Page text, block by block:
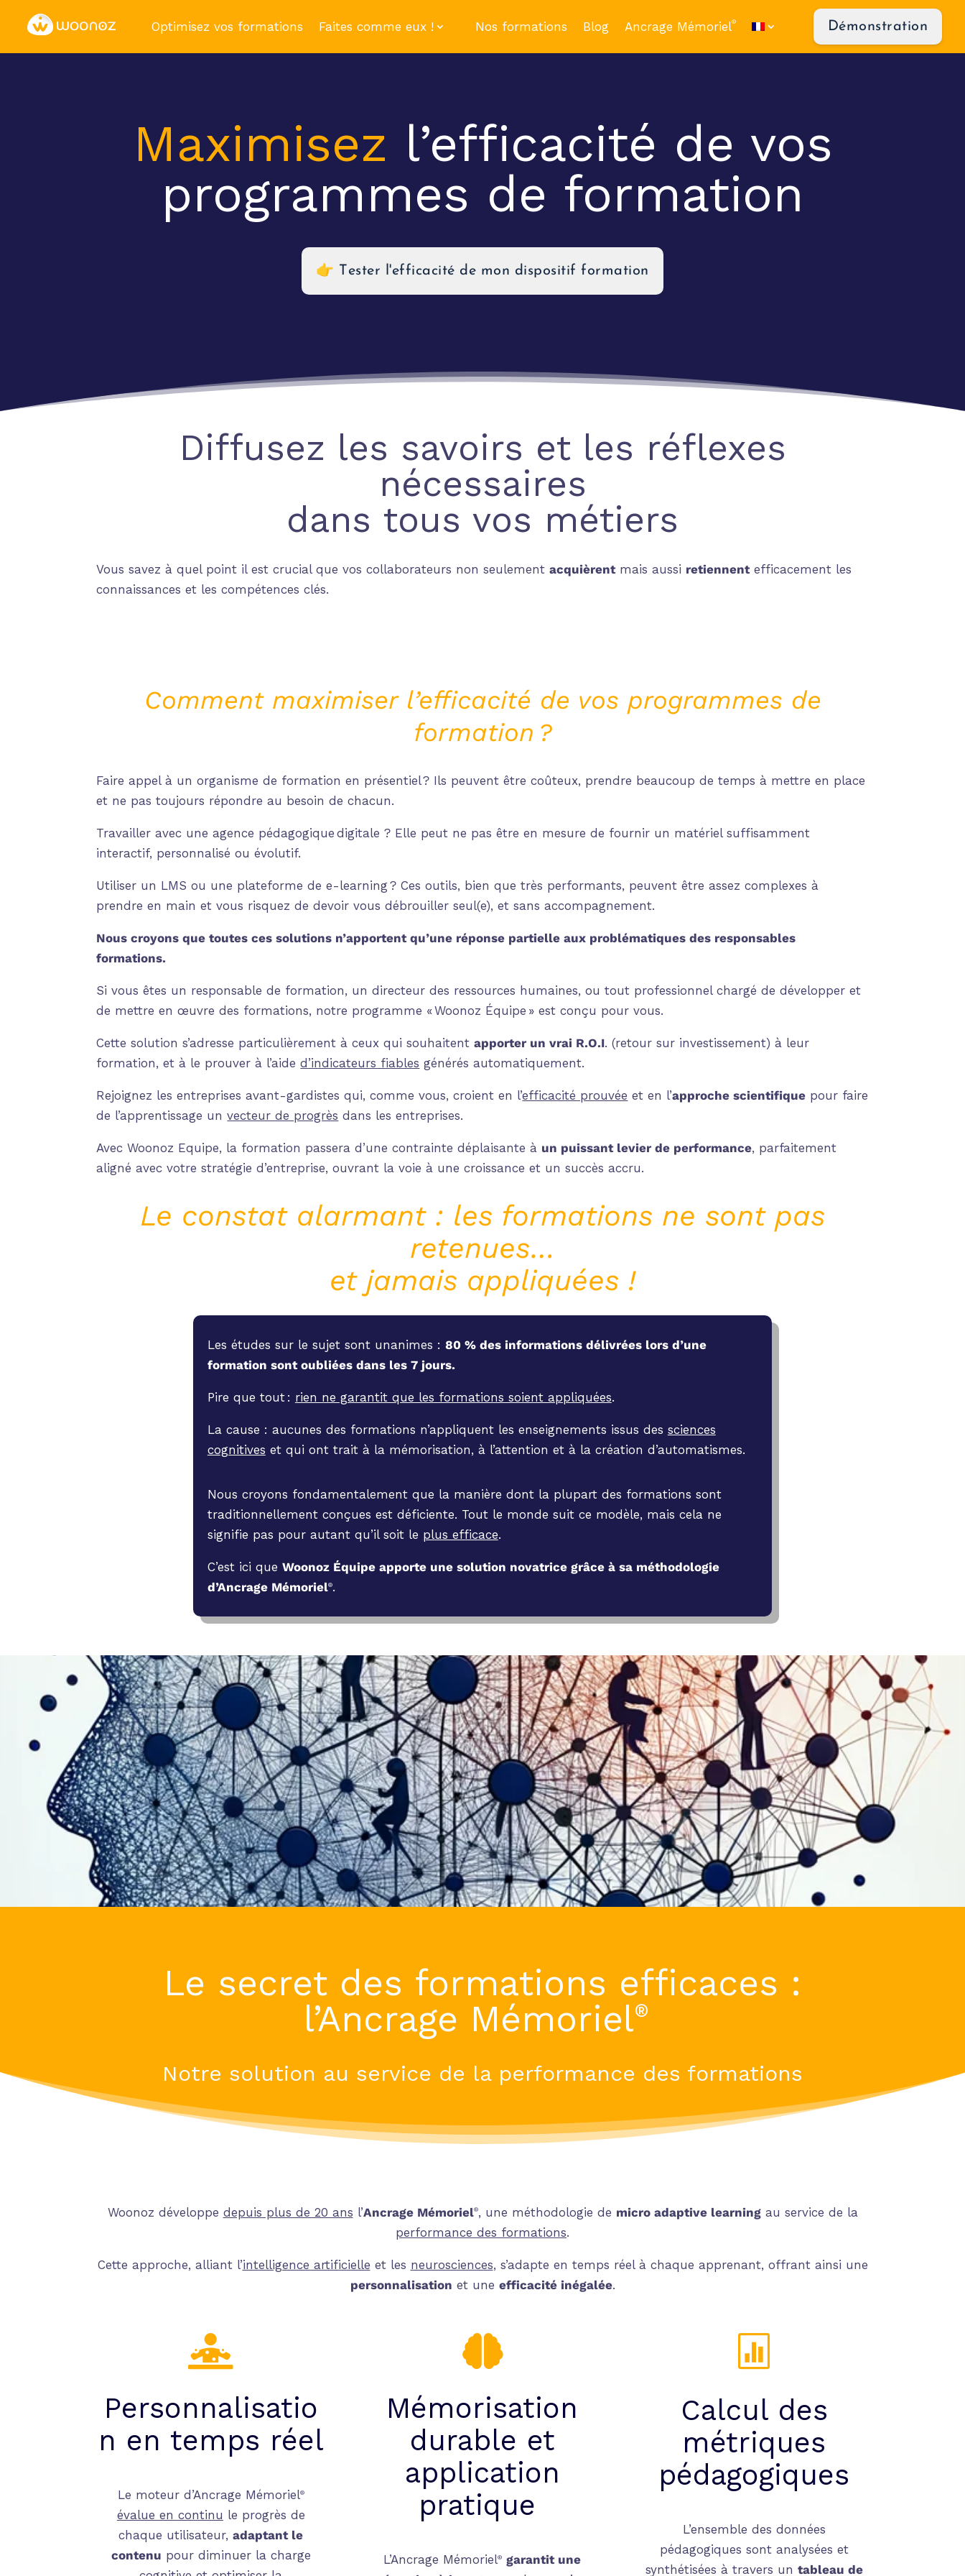
Optimisez vos formations Faites comme eux ! Nos formations Blog Ancrage Mémoriel® Démonstration
Maximisez l’efficacité de vos
programmes de formation
👉 Tester l'efficacité de mon dispositif formation
Diffusez les savoirs et les réflexes
nécessaires
dans tous vos métiers
Vous savez à quel point il est crucial que vos collaborateurs non seulementacquièrentmais aussi retiennentefficacement les
connaissances et les compétences clés.
Comment maximiser l’efficacité de vos programmes de
formation ?
Faire appel à un organisme de formation en présentiel ? Ils peuvent être coûteux, prendre beaucoup de temps à mettre en place
et ne pas toujours répondre au besoin de chacun.
Travailler avec une agence pédagogique digitale ? Elle peut ne pas être en mesure de fournir un matériel suffisamment
interactif, personnalisé ou évolutif.
Utiliser un LMS ou une plateforme de e-learning ? Ces outils, bien que très performants, peuvent être assez complexes à
prendre en main et vous risquez de devoir vous débrouiller seul(e), et sans accompagnement.
Nous croyons que toutes ces solutions n’apportent qu’une réponse partielle aux problématiques des responsables
formations.
Si vous êtes un responsable de formation, un directeur des ressources humaines, ou tout professionnel chargé de développer et
de mettre en œuvre des formations, notre programme « Woonoz Équipe » est conçu pour vous.
Cette solution s’adresse particulièrement à ceux qui souhaitentapporter un vrai R.O.I. (retour sur investissement) à leur
formation, et à le prouver à l’aided’indicateurs fiables générés automatiquement.
Rejoignez les entreprises avant-gardistes qui, comme vous, croient en l’efficacité prouvée et en l’approche scientifique pour faire
de l’apprentissage unvecteur de progrès dans les entreprises.
Avec Woonoz Equipe, la formation passera d’une contrainte déplaisante à un puissant levier de performance, parfaitement
aligné avec votre stratégie d’entreprise, ouvrant la voie à une croissance et un succès accru.
Le constat alarmant : les formations ne sont pas
retenues…
et jamais appliquées !
Les études sur le sujet sont unanimes : 80 % des informations délivrées lors d’une
formation sont oubliées dans les 7 jours.
Pire que tout : rien ne garantit que les formations soient appliquées.
La cause : aucunes des formations n’appliquent les enseignements issus des sciences
cognitives et qui ont trait à la mémorisation, à l’attention et à la création d’automatismes.
Nous croyons fondamentalement que la manière dont la plupart des formations sont
traditionnellement conçues est déficiente. Tout le monde suit ce modèle, mais cela ne
signifie pas pour autant qu’il soit le plus efficace.
C’est ici que Woonoz Équipe apporte une solution novatrice grâce à sa méthodologie
d’Ancrage Mémoriel®.
Le secret des formations efficaces :
l’Ancrage Mémoriel®
Notre solution au service de la performance des formations
Woonoz développe depuis plus de 20 ans l’Ancrage Mémoriel®, une méthodologie de micro adaptive learningau service de la
performance des formations.
Cette approche, alliant l’intelligence artificielle et les neurosciences, s’adapte en temps réel à chaque apprenant, offrant ainsi une
personnalisation et une efficacité inégalée.

Personnalisatio
n en temps réel
Le moteur d’Ancrage Mémoriel®
évalue en continu le progrès de
chaque utilisateur,adaptant le
contenu pour diminuer la charge

Mémorisation
durable et
application
pratique
L’Ancrage Mémoriel®
garantit une

Calcul des
métriques
pédagogiques
L’ensemble des données
pédagogiques sont analysées et
synthétisées à travers un tableau de